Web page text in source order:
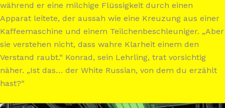
während er eine milchige Flüssigkeit durch einen
Apparat leitete, der aussah wie eine Kreuzung aus einer
Kaffeemaschine und einem Teilchenbeschleuniger. „Aber
sie verstehen nicht, dass wahre Klarheit einem den
Verstand raubt.“ Konrad, sein Lehrling, trat vorsichtig
näher. „Ist das… der White Russian, von dem du erzählt
hast?“